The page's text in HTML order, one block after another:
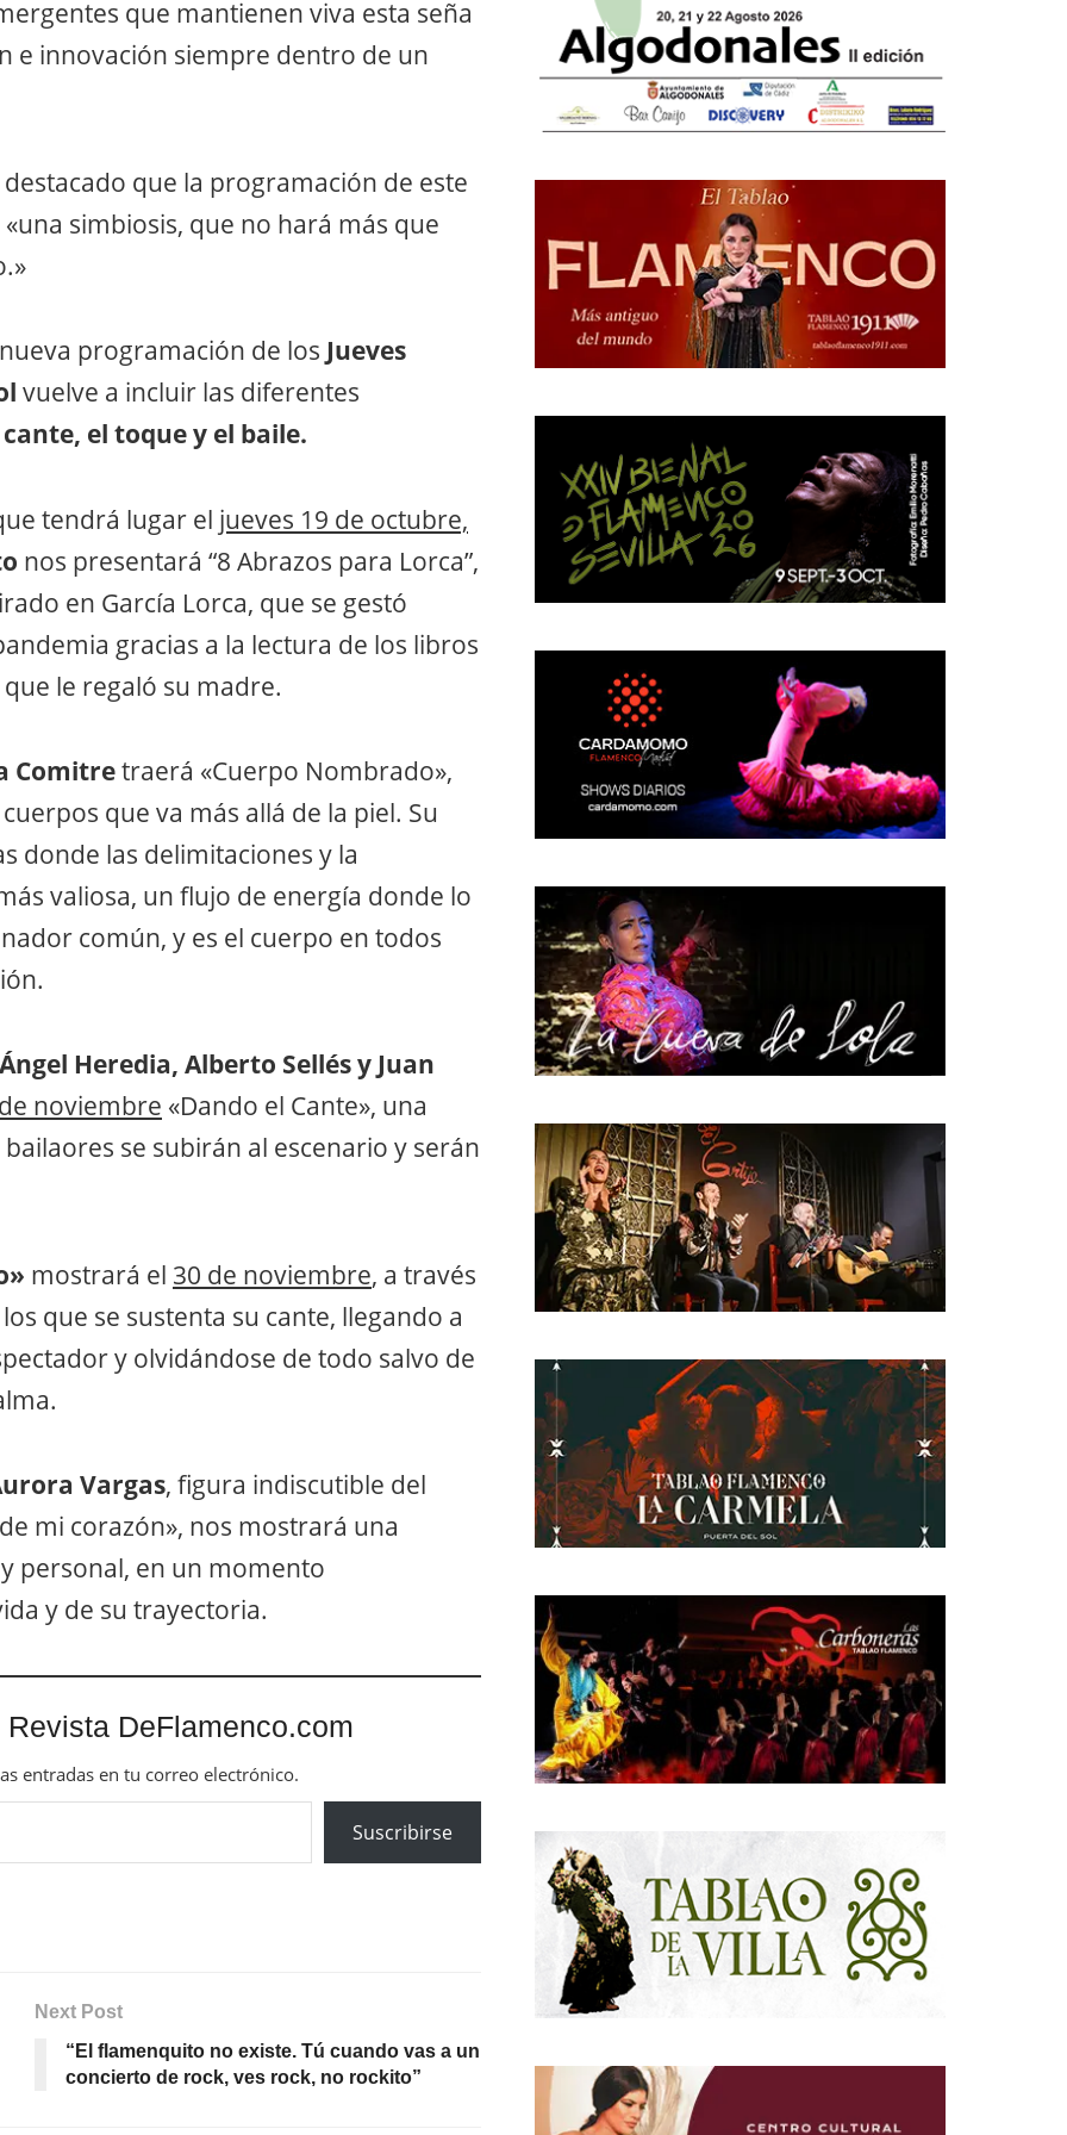
que mantienen viva esta seña
e innovación siempre dentro de un
que la programación de este
simbiosis, que no hará más que
programación de los Jueves
vuelve a incluir las diferentes
el toque y el baile.
tendrá lugar el jueves 19 de octubre,
nos presentará “8 Abrazos para Lorca”,
en García Lorca, que se gestó
gracias a la lectura de los libros
le regaló su madre.
Comitretraerá «Cuerpo Nombrado»,
que va más allá de la piel. Su
donde las delimitaciones y la
valiosa, un flujo de energía donde lo
común, y es el cuerpo en todos
Heredia, Alberto Sellés y Juan
noviembre «Dando el Cante», una
se subirán al escenario y serán
mostrará el 30 de noviembre, a través
que se sustenta su cante, llegando a
y olvidándose de todo salvo de
Vargas, figura indiscutible del
mi corazón», nos mostrará una
personal, en un momento
y de su trayectoria.
DeFlamenco.com
entradas en tu correo electrónico.
Suscribirse
Next Post
“El flamenquito no existe. Tú cuando vas a un
concierto de rock, ves rock, no rockito”